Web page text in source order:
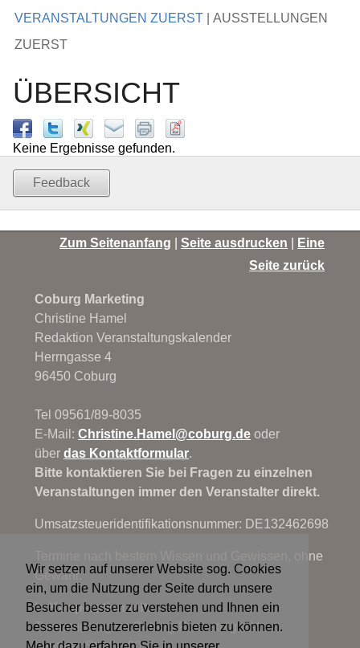
Wir setzen auf unserer Website sog. Cookies
ein, um die Nutzung der Seite durch unsere
Besucher besser zu verstehen und Ihnen ein
besseres Benutzererlebnis bieten zu können.
VERANSTALTUNGEN ZUERST
AUSSTELLUNGEN
ZUERST
ÜBERSICHT
Keine Ergebnisse gefunden.
Feedback
Zum Seitenanfang |Seite ausdrucken
Eine
Seite zurück
Coburg Marketing
Christine Hamel
Redaktion Veranstaltungskalender
Herrngasse 4
96450 Coburg
Tel 09561/89-8035
E-Mail:Christine.Hamel@coburg.de oder
überdas Kontaktformular.
Bitte kontaktieren Sie bei Fragen zu einzelnen
Veranstaltungen immer den Veranstalter direkt.
Umsatzsteueridentifikationsnummer: DE132462698
Termine nach bestem Wissen und Gewissen, ohne
Gewähr.
In Kooperation mit:
Tourismusregion Coburg.Rennsteig e.V.